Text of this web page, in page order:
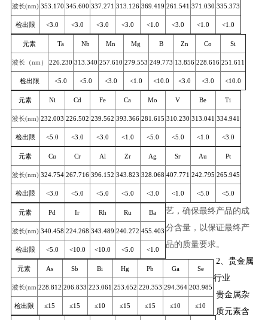
波长(nm) 353.170 345.600 337.271 313.126 369.419 261.541 371.030 335.373
检出限 <3.0 <3.0 <3.0 <3.0 <1.0 <3.0 <1.0 <1.0
元素 Ta Nb Mn Mg B Zn Co Si
波长（nm ） 226.230 313.340 257.610 279.553 249.773 13.856 228.616 251.611
检出限 <5.0 <5.0 <3.0 <1.0 <10.0 <3.0 <3.0 <10.0
元素 Ni Cd Fe Ca Mo V Be Ti
波长(nm) 232.003 226.502 239.562 393.366 281.615 310.230 313.041 334.941
检出限 <5.0 <3.0 <3.0 <1.0 <5.0 <5.0 <1.0 <3.0
元素 Cu Cr Al Zr Ag Sr Au Pt
波长(nm) 324.754 267.716 396.152 343.823 328.068 407.771 242.795 265.945
检出限 <3.0 <5.0 <5.0 <5.0 <3.0 <1.0 <5.0 <5.0
元素 Pd Ir Rh Ru Ba
波长(nm) 340.458 224.268 343.489 240.272 455.403
检出限 <5.0 <10.0 <10.0 <5.0 <1.0
元素 As Sb Bi Hg Pb Ga Se
波长(nm 228.812 206.833 223.061 253.652 220.353 294.364 203.985
检出限 ≤15 ≤15 ≤10 ≤15 ≤15 ≤10 ≤10
艺，确保最终产品的成
分含量，以保证最终产
品的质量要求。
2、贵金属
行业
贵金属杂
质元素含